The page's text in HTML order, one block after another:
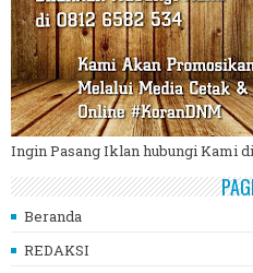
Ingin Pasang Iklan hubungi Kami di
Beranda
REDAKSI